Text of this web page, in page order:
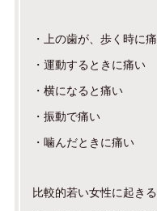
・上の歯が、歩く時に
・運動するときに痛い
・横になると痛い
・振動で痛い
・噛んだときに痛い
比較的若い女性に起き